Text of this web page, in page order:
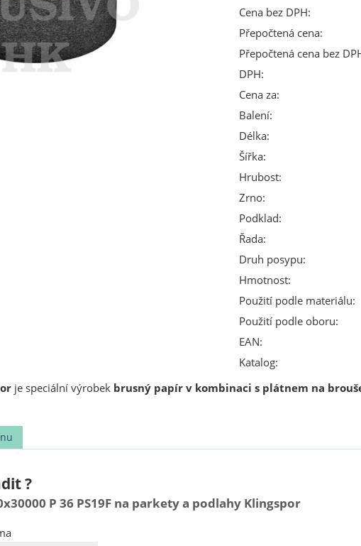
Cena bez DPH:
Přepočtená cena:
Přepočtená cena bez
DPH:
Cena za:
Balení:
Délka:
Šířka:
Hrubost:
Zrno:
Podklad:
Řada:
Druh posypu:
Hmotnost:
Použití podle materiálu:
Použití podle oboru:
EAN:
Katalog:
je speciální výrobek brusný papír v kombinaci s plátnem na
?
P 36 PS19F na parkety a podlahy Klingspor